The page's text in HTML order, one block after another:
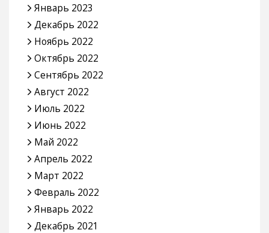
Январь 2023
Декабрь 2022
Ноябрь 2022
Октябрь 2022
Сентябрь 2022
Август 2022
Июль 2022
Июнь 2022
Май 2022
Апрель 2022
Март 2022
Февраль 2022
Январь 2022
Декабрь 2021